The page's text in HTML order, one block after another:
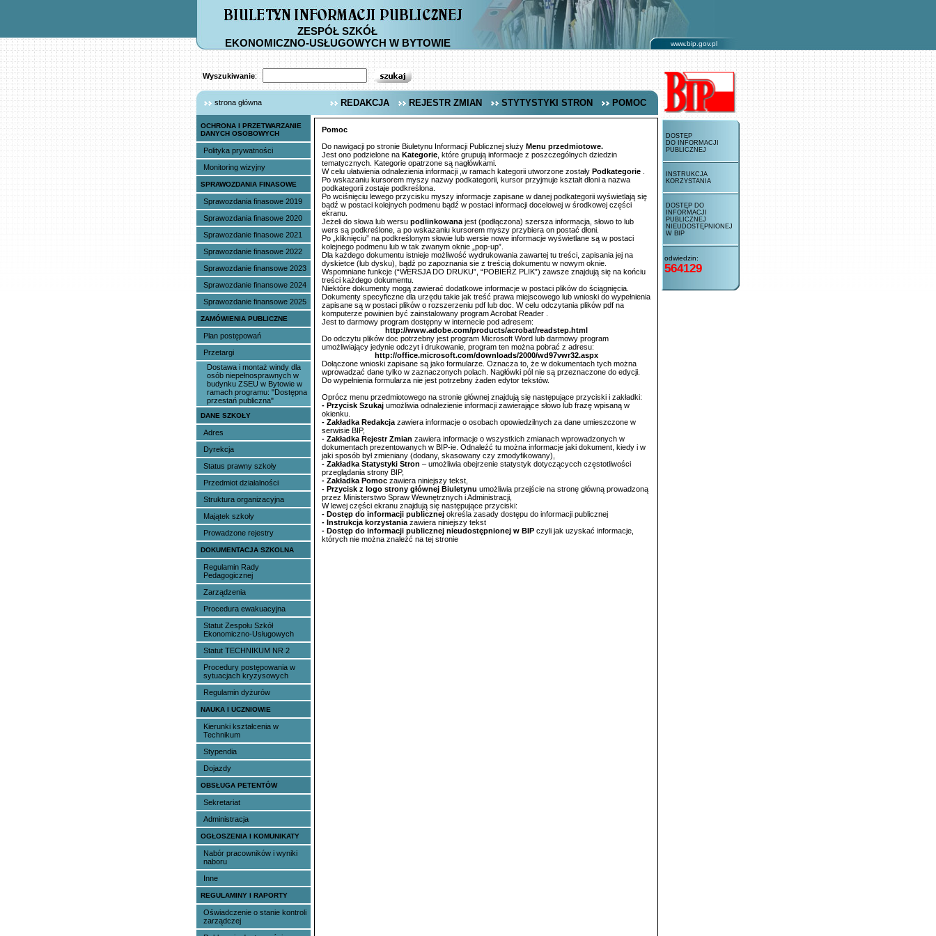
ZESPÓŁ SZKÓŁ
EKONOMICZNO-USŁUGOWYCH W BYTOWIE
www.bip.gov.pl
Wyszukiwanie:
strona główna REDAKCJA REJESTR ZMIAN STYTYSTYKI STRON POMOC
OCHRONA I PRZETWARZANIE
DANYCH OSOBOWYCH
Polityka prywatności
Monitoring wizyjny
SPRAWOZDANIA FINASOWE
Sprawozdania finasowe 2019
Sprawozdania finasowe 2020
Sprawozdanie finasowe 2021
Sprawozdanie finasowe 2022
Sprawozdanie finansowe 2023
Sprawozdanie finansowe 2024
Sprawozdanie finansowe 2025
ZAMÓWIENIA PUBLICZNE
Plan postępowań
Przetargi
Dostawa i montaż windy dla
osób niepełnosprawnych w
budynku ZSEU w Bytowie w
ramach programu: "Dostępna
przestań publiczna"
DANE SZKOŁY
Adres
Dyrekcja
Status prawny szkoły
Przedmiot działalności
Struktura organizacyjna
Majątek szkoły
Prowadzone rejestry
DOKUMENTACJA SZKOLNA
Regulamin Rady
Pedagogicznej
Zarządzenia
Procedura ewakuacyjna
Statut Zespołu Szkół
Ekonomiczno-Usługowych
Statut TECHNIKUM NR 2
Procedury postępowania w
sytuacjach kryzysowych
Regulamin dyżurów
NAUKA I UCZNIOWIE
Kierunki kształcenia w
Technikum
Stypendia
Dojazdy
OBSŁUGA PETENTÓW
Sekretariat
Administracja
OGŁOSZENIA I KOMUNIKATY
Nabór pracowników i wyniki
naboru
Inne
REGULAMINY I RAPORTY
Oświadczenie o stanie kontroli
zarządczej
Pomoc
Do nawigacji po stronie Biuletynu Informacji Publicznej służy Menu przedmiotowe.
Jest ono podzielone na Kategorie , które grupują informacje z poszczególnych dziedzin
tematycznych. Kategorie opatrzone są nagłówkami.
W celu ułatwienia odnalezienia informacji ,w ramach kategorii utworzone zostały Podkategorie
Po wskazaniu kursorem myszy nazwy podkategorii, kursor przyjmuje kształt dłoni a nazwa
podkategorii zostaje podkreślona.
Po wciśnięciu lewego przycisku myszy informacje zapisane w danej podkategorii wyświetlają się
bądź w postaci kolejnych podmenu bądź w postaci informacji docelowej w środkowej części
ekranu.
Jeżeli do słowa lub wersu podlinkowana jest (podłączona) szersza informacja, słowo to lub
wers są podkreślone, a po wskazaniu kursorem myszy przybiera on postać dłoni.
Po „kliknięciu” na podkreślonym słowie lub wersie nowe informacje wyświetlane są w postaci
kolejnego podmenu lub w tak zwanym oknie „pop-up”.
Dla każdego dokumentu istnieje możliwość wydrukowania zawartej tu treści, zapisania jej na
dyskietce (lub dysku), bądź po zapoznania sie z treścią dokumentu w nowym oknie.
Wspomniane funkcje (“WERSJA DO DRUKU”, “POBIERZ PLIK”) zawsze znajdują się na końciu
treści każdego dokumentu.
Niektóre dokumenty mogą zawierać dodatkowe informacje w postaci plików do ściągnięcia.
Dokumenty specyficzne dla urzędu takie jak treść prawa miejscowego lub wnioski do wypełnienia
zapisane są w postaci plików o rozszerzeniu pdf lub doc. W celu odczytania plików pdf na
komputerze powinien być zainstalowany program Acrobat Reader .
Jest to darmowy program dostępny w internecie pod adresem:
http://www.adobe.com/products/acrobat/readstep.html
Do odczytu plików doc potrzebny jest program Microsoft Word lub darmowy program
umożliwiający jedynie odczyt i drukowanie, program ten można pobrać z adresu:
http://office.microsoft.com/downloads/2000/wd97vwr32.aspx
Dołączone wnioski zapisane są jako formularze. Oznacza to, że w dokumentach tych można
wprowadzać dane tylko w zaznaczonych polach. Nagłówki pól nie są przeznaczone do edycji.
Do wypełnienia formularza nie jest potrzebny żaden edytor tekstów.
Oprócz menu przedmiotowego na stronie głównej znajdują się następujące przyciski i zakładki:
- Przycisk Szukaj umożliwia odnalezienie informacji zawierające słowo lub frazę wpisaną w
okienku.
- Zakładka Redakcja zawiera informacje o osobach opowiedzilnych za dane umieszczone w
serwisie BIP,
- Zakładka Rejestr Zmian zawiera informacje o wszystkich zmianach wprowadzonych w
dokumentach prezentowanych w BIP-ie. Odnaleźć tu można informacje jaki dokument, kiedy i w
jaki sposób był zmieniany (dodany, skasowany czy zmodyfikowany),
- Zakładka Statystyki Stron – umożliwia obejrzenie statystyk dotyczącycch częstotliwości
przeglądania strony BIP,
- Zakładka Pomoc zawiera niniejszy tekst,
- Przycisk z logo strony głównej Biuletynu umożliwia przejście na stronę główną prowadzoną
przez Ministerstwo Spraw Wewnętrznych i Administracji,
W lewej części ekranu znajdują się następujące przyciski:
- Dostęp do informacji publicznej określa zasady dostępu do informacji publicznej
- Instrukcja korzystania zawiera niniejszy tekst
- Dostęp do informacji publicznej nieudostępnionej w BIP czyli jak uzyskać informacje,
których nie można znaleźć na tej stronie
DOSTĘP
DO INFORMACJI
PUBLICZNEJ
INSTRUKCJA
KORZYSTANIA
DOSTĘP DO
INFORMACJI
PUBLICZNEJ
NIEUDOSTĘPNIONEJ
W BIP
odwiedzin:
564129